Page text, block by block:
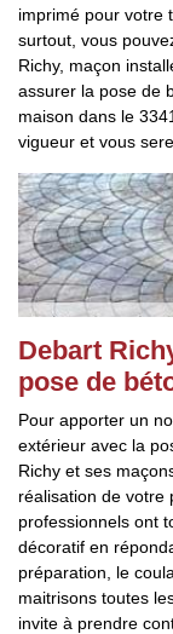
imprimé pour votre
surtout, vous
Richy, maçon
assurer la pose de
maison dans le
vigueur et vous
Debart
pose de
Pour apporter un
extérieur avec la
Richy et ses
réalisation de votre
professionnels ont
décoratif en
préparation, le
maitrisons toutes
invite à prendre